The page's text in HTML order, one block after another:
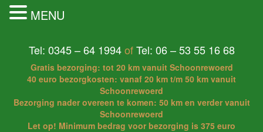
Tel: 0345 – 64 1994ofTel: 06 – 53 55 16 68
Gratis bezorging: tot 20 km vanuit Schoonrewoerd
40 euro bezorgkosten: vanaf 20 km t/m 50 km vanuit
Schoonrewoerd
Bezorging nader overeen te komen: 50 km en verder vanuit
Schoonrewoerd
Let op! Minimum bedrag voor bezorging is 375 euro
MENU